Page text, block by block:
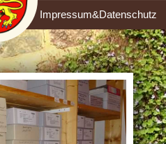
Impressum&Datenschutz